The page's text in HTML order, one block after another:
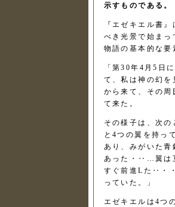
示すものである。
『エゼキエル書
べき光景で始ま
物語の基本的な
「第30年4月5日
て、私は神の幻
から来て、その
て来た。
その様子は、次
と4つの翼を持っ
あり、みがいた
あった・‥…翼は
すぐ前進Lた‥・
っていた。」
エゼキエルは4つ